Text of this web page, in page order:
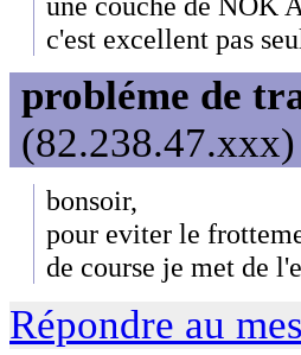
c'est excellent pas
probléme de
bonsoir,
pour eviter le
de course je met de
Répondre au